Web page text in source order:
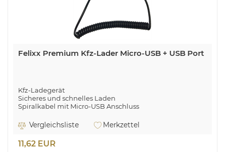
Felixx Premium Kfz-Lader Micro-USB + USB Port
Kfz-Ladegerät
Sicheres und schnelles Laden
Spiralkabel mit Micro-USB Anschluss
Intelligente Ladeverteilung (Smart IC)
Kabellänge 1,5 m
2.4 A
Vergleichsliste Merkzettel
11,62 EUR